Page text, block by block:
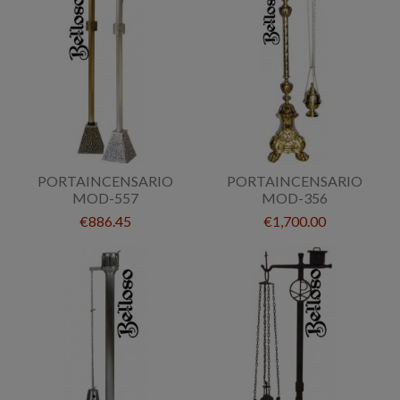
PORTAINCENSARIO
MOD-557
€886.45
PORTAINCENSARIO
MOD-356
€1,700.00